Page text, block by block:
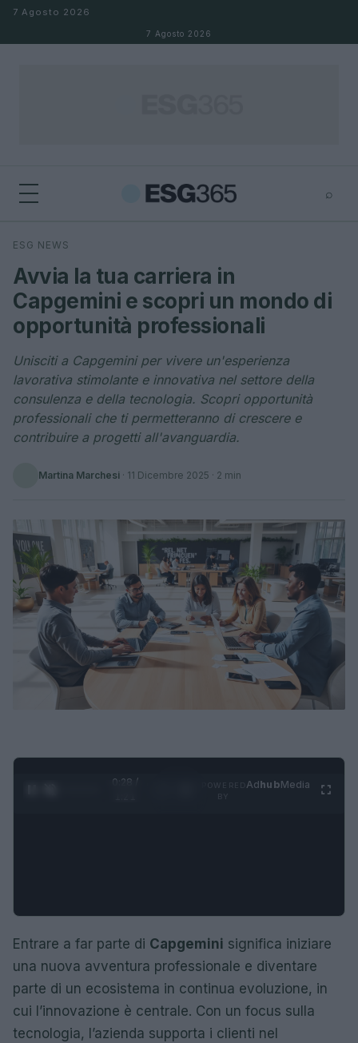
Salta al contenuto
7 Agosto 2026
7 Agosto 2026
⌕
Cerca
ESG NEWS
Avvia la tua carriera in
Capgemini e scopri un mondo di
opportunità professionali
Unisciti a Capgemini per vivere un'esperienza
lavorativa stimolante e innovativa nel settore della
consulenza e della tecnologia. Scopri opportunità
professionali che ti permetteranno di crescere e
contribuire a progetti all'avanguardia.
Martina Marchesi · 11 Dicembre 2025 · 2 min
0:29 /
AdhubMedia
Entrare a far parte di Capgemini significa iniziare
una nuova avventura professionale e diventare
parte di un ecosistema in continua evoluzione, in
cui l’innovazione è centrale. Con un focus sulla
tecnologia, l’azienda supporta i clienti nel